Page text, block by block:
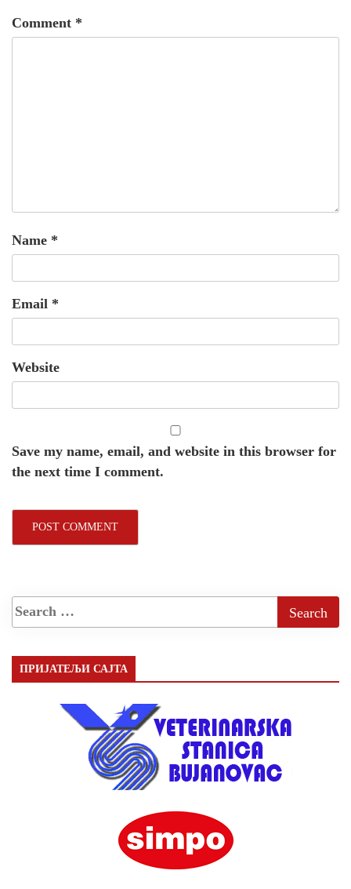
Comment *
Name *
Email *
Website
Save my name, email, and website in this browser for
the next time I comment.
ПРИЈАТЕЉИ САЈТА